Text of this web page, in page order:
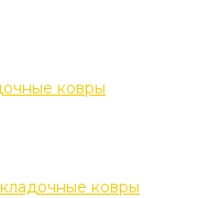
ковры
ковры